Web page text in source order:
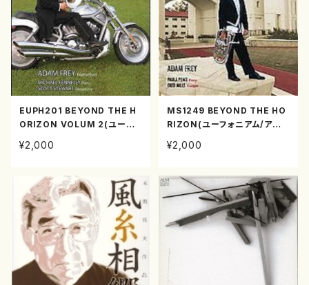
EUPH201 BEYOND THE H
ORIZON VOLUM 2(ユーフォ
¥2,000
MS1249 BEYOND THE HO
RIZON(ユーフォニアム/アダ
¥2,000